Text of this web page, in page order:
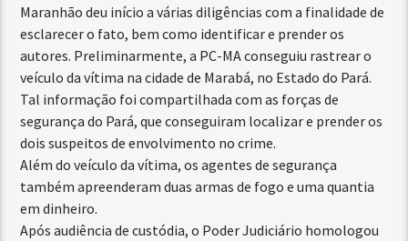
Maranhão deu início a várias diligências com a finalidade de
esclarecer o fato, bem como identificar e prender os
autores. Preliminarmente, a PC-MA conseguiu rastrear o
veículo da vítima na cidade de Marabá, no Estado do Pará.
Tal informação foi compartilhada com as forças de
segurança do Pará, que conseguiram localizar e prender os
dois suspeitos de envolvimento no crime.
Além do veículo da vítima, os agentes de segurança
também apreenderam duas armas de fogo e uma quantia
em dinheiro.
Após audiência de custódia, o Poder Judiciário homologou